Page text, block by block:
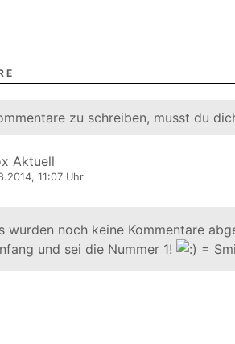
zu schreiben, musst du
Aktuell
11:07 Uhr
wurden noch keine Kommentare
und sei die Nummer 1!